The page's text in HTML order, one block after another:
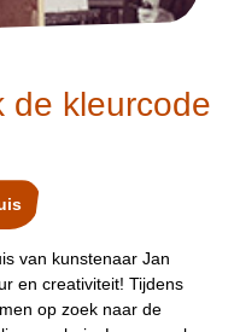
de kleurcode
van kunstenaar Jan
en creativiteit! Tijdens
op zoek naar de